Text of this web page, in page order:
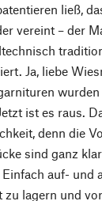
ließ,
vereint – der
Ja, liebe
ist es raus.
denn die
sind ganz klar
auf- und
lagern und